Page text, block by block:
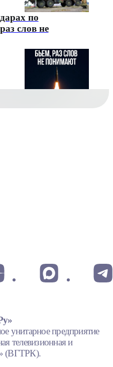
по
слов не
унитарное предприятие
телевизионная и
(ВГТРК).